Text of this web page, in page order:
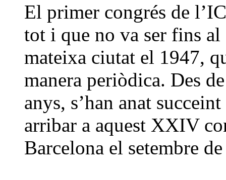
El primer congrés de
tot i que no va ser fins al
mateixa ciutat el 1947,
manera periòdica. Des
anys, s’han anat
arribar a aquest XXIV
Barcelona el setembre